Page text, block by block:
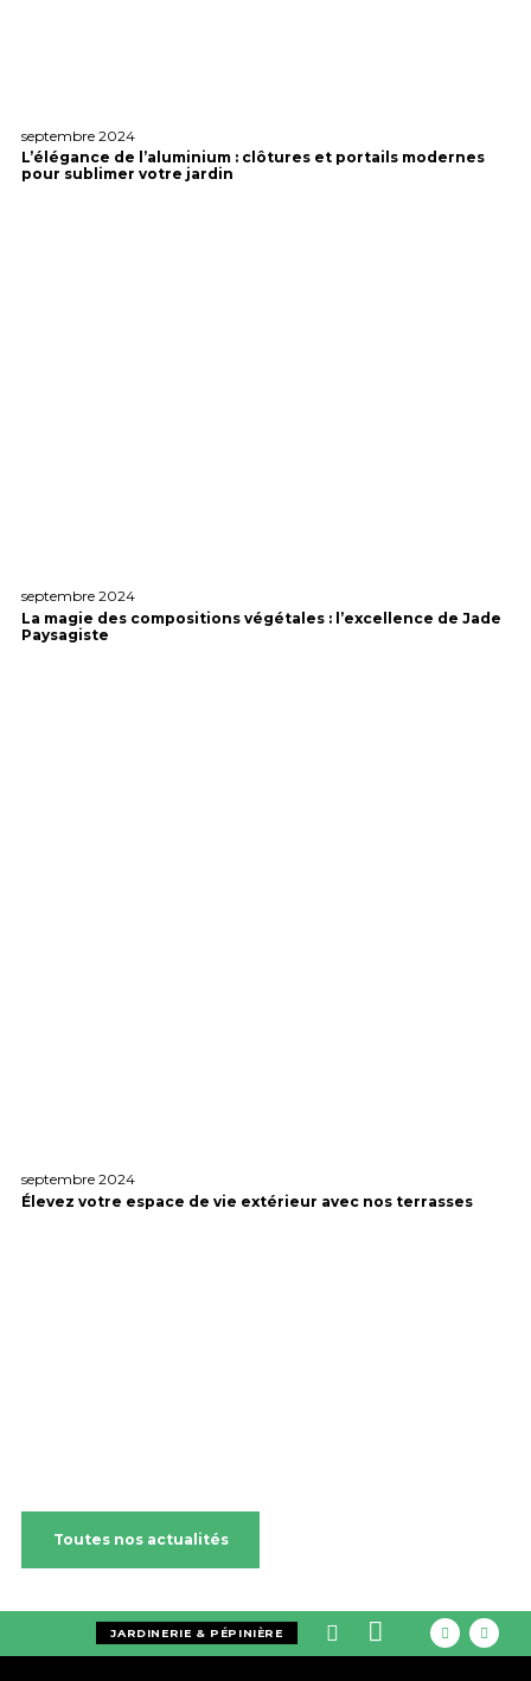
septembre 2024
L’élégance de l’aluminium : clôtures et portails modernes
pour sublimer votre jardin
septembre 2024
La magie des compositions végétales : l’excellence de Jade
Paysagiste
septembre 2024
Élevez votre espace de vie extérieur avec nos terrasses
Toutes nos actualités
JARDINERIE & PÉPINIÈRE